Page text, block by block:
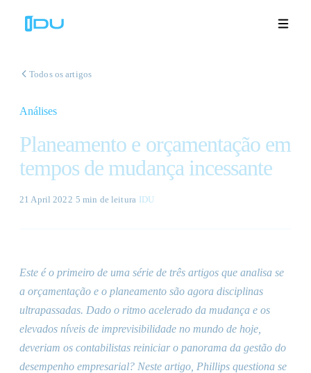
Soluções
Plataforma
🇵🇹 Demonstrações
Todos os artigos
Análises
Planeamento e orçamentação em
tempos de mudança incessante
21 April 2022 5 min de leitura· IDU
Este é o primeiro de uma série de três artigos que analisa se
a orçamentação e o planeamento são agora disciplinas
ultrapassadas. Dado o ritmo acelerado da mudança e os
elevados níveis de imprevisibilidade no mundo de hoje,
deveriam os contabilistas reiniciar o panorama da gestão do
desempenho empresarial? Neste artigo, Phillips questiona se